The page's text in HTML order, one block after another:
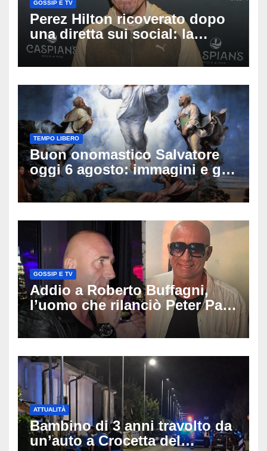
GOSSIP E TV
Perez Hilton ricoverato dopo
una diretta sui social: la
famiglia rompe il silenzio
sulle sue condizioni
TEMPO LIBERO
Buon onomastico Salvatore
oggi 6 agosto: immagini e gif
di auguri da condividere
GOSSIP E TV
Addio a Roberto Buffagni,
l’uomo che rilanciò Peter Pan
e Villa delle Rose: aveva 59
anni
ATTUALITÀ
Bambino di 3 anni travolto da
un’auto a Crocetta del